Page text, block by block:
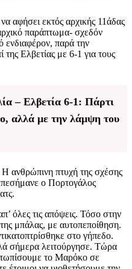
αφήσει εκτός αρχικής 11άδας
παράπτωμα- σχεδόν
ενδιαφέρον, παρά την
της Ελβετίας με 6-1 για τους
– Ελβετία 6-1: Πάρτι
αλλά με την λάμψη του
ανθρώπινη πτυχή της σχέσης
ο Πορτογάλος
όλες τις απόψεις. Τόσο στην
μπάλας, με αυτοπεποίθηση.
στο γήπεδο.
σήμερα λειτούργησε. Τώρα
το Μαρόκο σε